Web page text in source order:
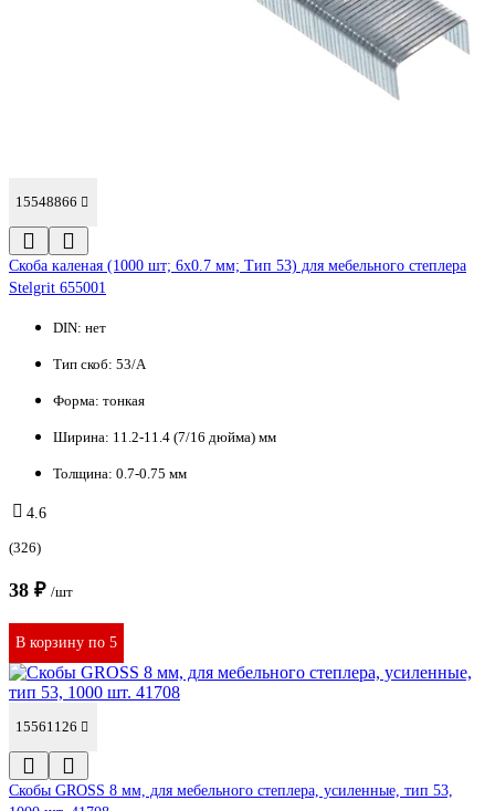
15548866
Cкоба каленая (1000 шт; 6x0.7 мм; Тип 53) для мебельного степлера
Stelgrit 655001
DIN: нет
Тип скоб: 53/A
Форма: тонкая
Ширина: 11.2-11.4 (7/16 дюйма) мм
Толщина: 0.7-0.75 мм
4.6
(326)
38 ₽ /шт
В корзину по 5
15561126
Скобы GROSS 8 мм, для мебельного степлера, усиленные, тип 53,